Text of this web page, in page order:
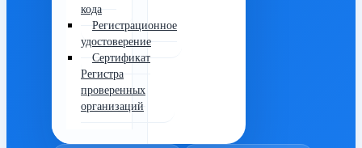
кода
Регистрационное
удостоверение
Сертификат
Регистра
проверенных
организаций